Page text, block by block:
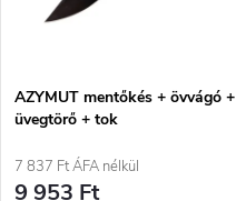
e
k
m
é
k
AZYMUT mentőkés + övvágó +
üvegtörő + tok
7 837 Ft ÁFA nélkül
9 953 Ft